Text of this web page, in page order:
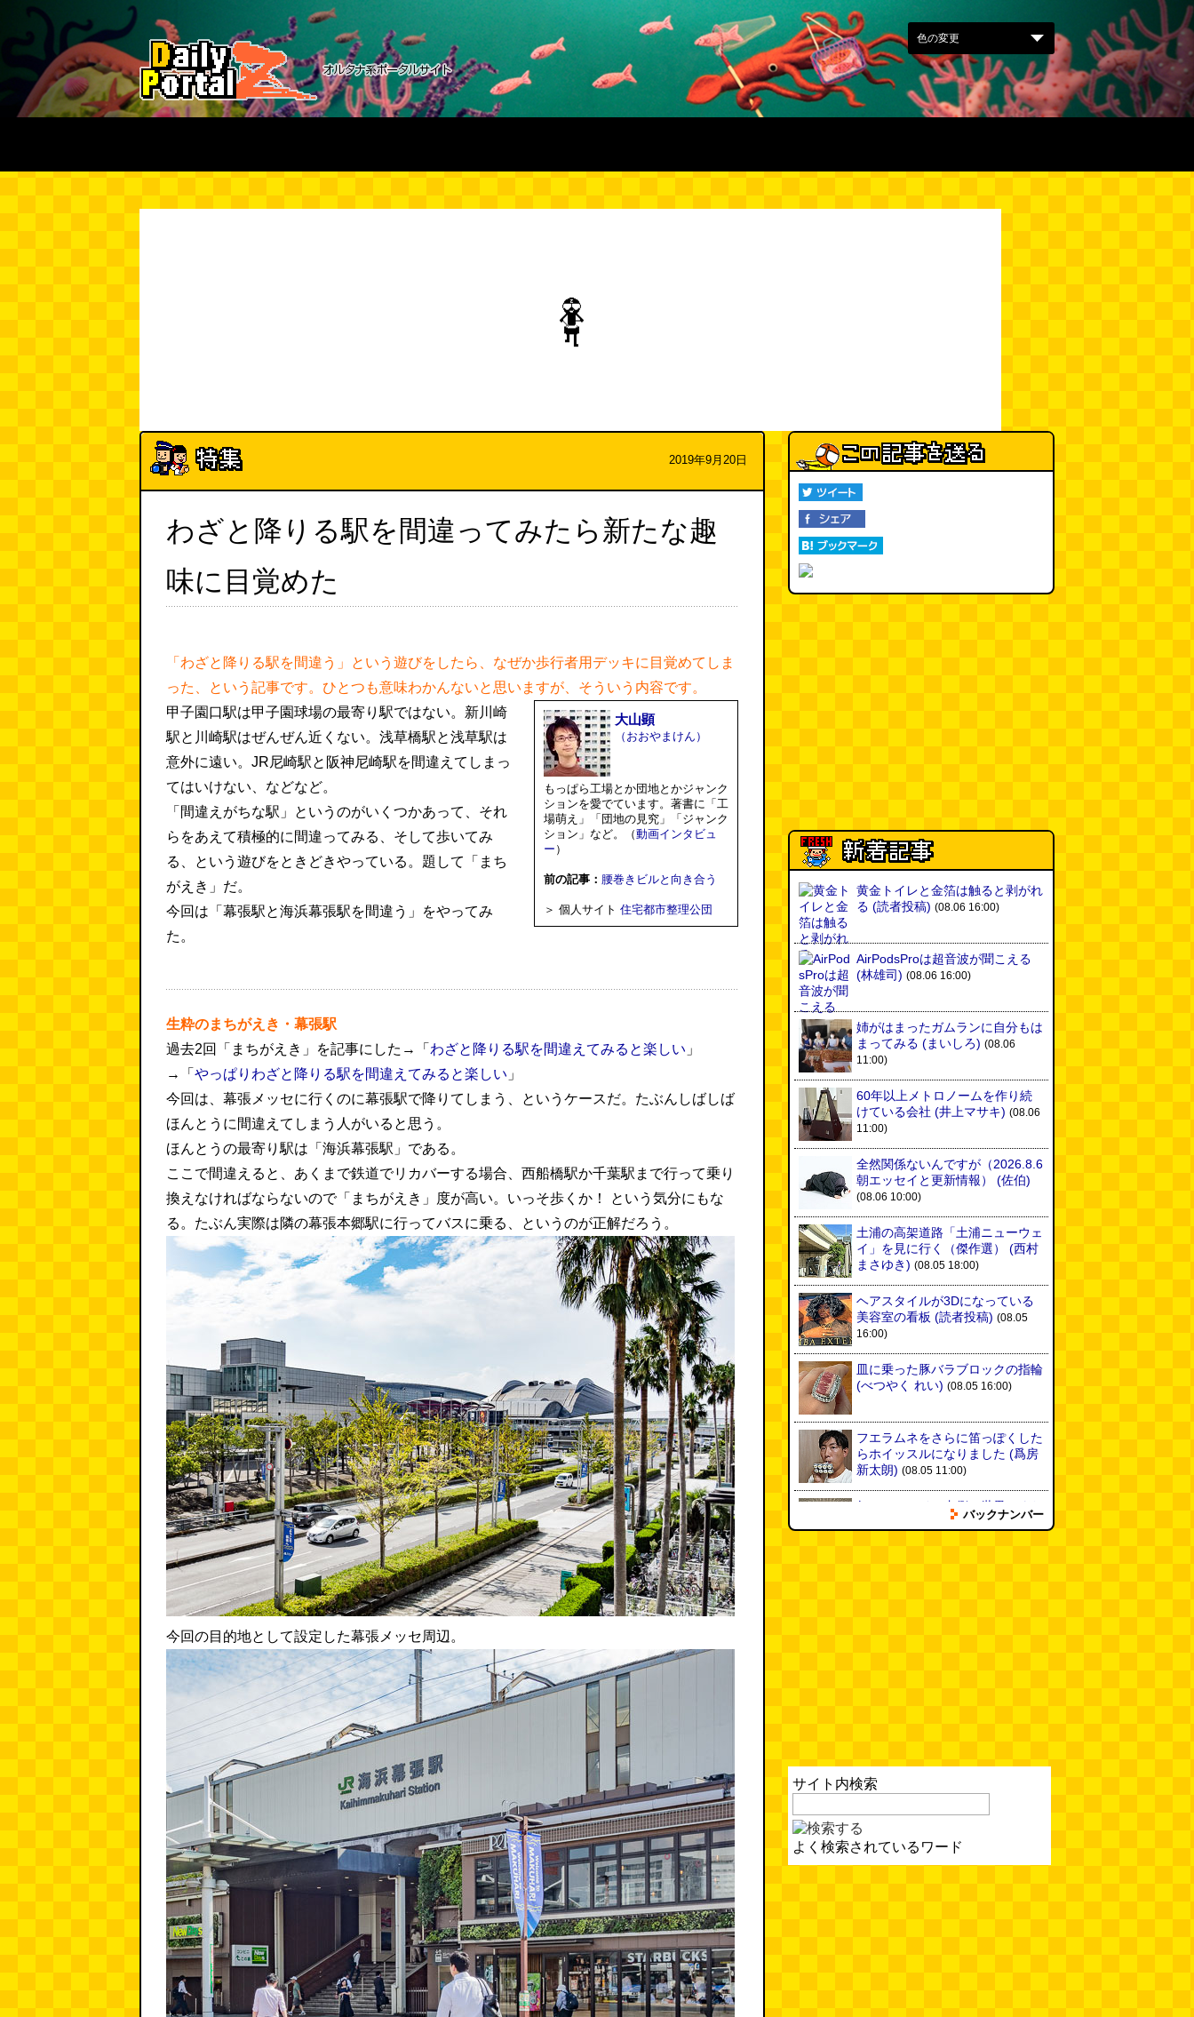
2019年9月20日
わざと降りる駅を間違ってみたら新たな趣
味に目覚めた
「わざと降りる駅を間違う」という遊びをしたら、なぜか歩行者用デッキに目覚めてしま
った、という記事です。ひとつも意味わかんないと思いますが、そういう内容です。
甲子園口駅は甲子園球場の最寄り駅ではない。新川崎
駅と川崎駅はぜんぜん近くない。浅草橋駅と浅草駅は
意外に遠い。JR尼崎駅と阪神尼崎駅を間違えてしまっ
てはいけない、などなど。
「間違えがちな駅」というのがいくつかあって、それ
らをあえて積極的に間違ってみる、そして歩いてみ
る、という遊びをときどきやっている。題して「まち
がえき」だ。
今回は「幕張駅と海浜幕張駅を間違う」をやってみ
た。
大山顕
（おおやまけん）
もっぱら工場とか団地とかジャンク
ションを愛でています。著書に「工
場萌え」「団地の見究」「ジャンク
ション」など。（動画インタビュ
ー ）
前の記事： 腰巻きビルと向き合う
＞ 個人サイト 住宅都市整理公団
生粋のまちがえき・幕張駅
過去2回「まちがえき」を記事にした→「 わざと降りる駅を間違えてみると楽しい 」
→「 やっぱりわざと降りる駅を間違えてみると楽しい 」
今回は、幕張メッセに行くのに幕張駅で降りてしまう、というケースだ。たぶんしばしば
ほんとうに間違えてしまう人がいると思う。
ほんとうの最寄り駅は「海浜幕張駅」である。
ここで間違えると、あくまで鉄道でリカバーする場合、西船橋駅か千葉駅まで行って乗り
換えなければならないので「まちがえき」度が高い。いっそ歩くか！ という気分にもな
る。たぶん実際は隣の幕張本郷駅に行ってバスに乗る、というのが正解だろう。
今回の目的地として設定した幕張メッセ周辺。
黄金トイレと金箔は触ると剥がれ
る (読者投稿) (08.06 16:00)
AirPodsProは超音波が聞こえる
(林雄司) (08.06 16:00)
姉がはまったガムランに自分もは
まってみる (まいしろ) (08.06
11:00)
60年以上メトロノームを作り続
けている会社 (井上マサキ) (08.06
11:00)
全然関係ないんですが（2026.8.6
朝エッセイと更新情報）
(佐伯)
(08.06 10:00)
土浦の高架道路「土浦ニューウェ
イ」を見に行く（傑作選）
(西村
まさゆき) (08.05 18:00)
ヘアスタイルが3Dになっている
美容室の看板 (読者投稿) (08.05
16:00)
皿に乗った豚バラブロックの指輪
(べつやく れい) (08.05 16:00)
フエラムネをさらに笛っぽくした
らホイッスルになりました (爲房
新太朗) (08.05 11:00)
缶チューハイの内側の世界
(パリ
(08.05 11:00)
世田谷区民会館行きのバスは1日
1本(べつやく れい) (08.04 16:00)
「モグラ駅」で有名な土合駅……
実は真の秘境駅はお隣の湯檜曽駅
バックナンバー
サイト内検索
よく検索されているワード